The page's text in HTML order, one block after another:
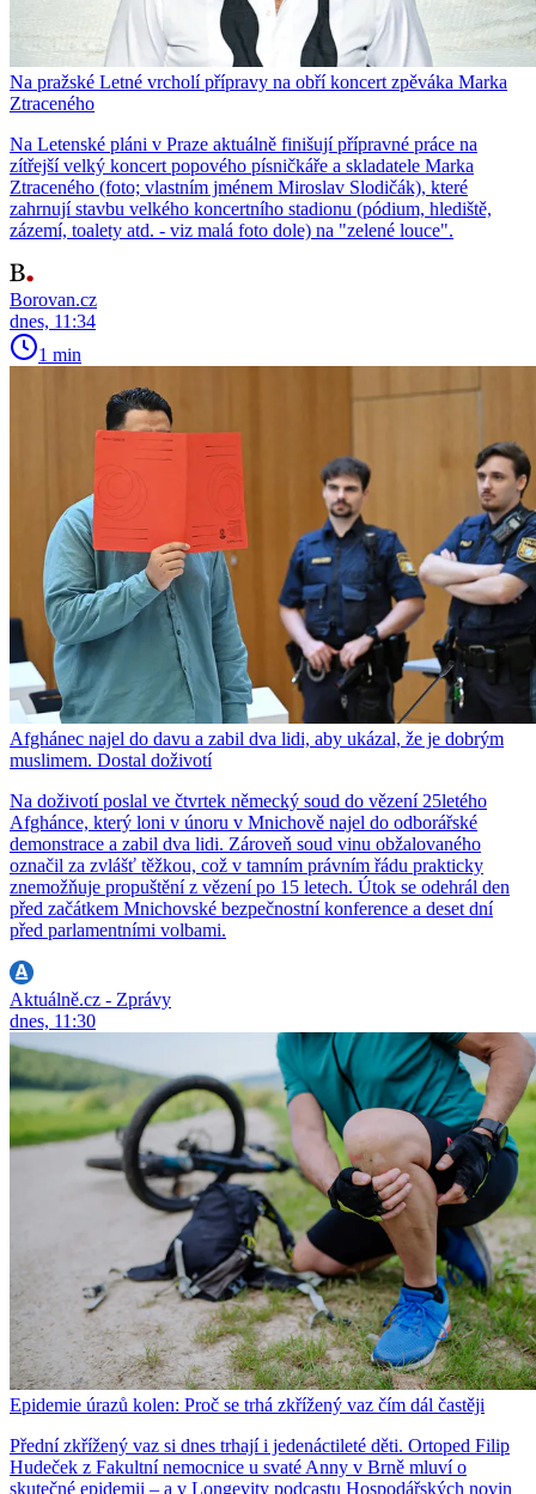
Na pražské Letné vrcholí přípravy na obří koncert zpěváka Marka
Ztraceného
Na Letenské pláni v Praze aktuálně finišují přípravné práce na
zítřejší velký koncert popového písničkáře a skladatele Marka
Ztraceného (foto; vlastním jménem Miroslav Slodičák), které
zahrnují stavbu velkého koncertního stadionu (pódium, hlediště,
zázemí, toalety atd. - viz malá foto dole) na "zelené louce".
Borovan.cz
dnes, 11:34
1 min
Afghánec najel do davu a zabil dva lidi, aby ukázal, že je dobrým
muslimem. Dostal doživotí
Na doživotí poslal ve čtvrtek německý soud do vězení 25letého
Afghánce, který loni v únoru v Mnichově najel do odborářské
demonstrace a zabil dva lidi. Zároveň soud vinu obžalovaného
označil za zvlášť těžkou, což v tamním právním řádu prakticky
znemožňuje propuštění z vězení po 15 letech. Útok se odehrál den
před začátkem Mnichovské bezpečnostní konference a deset dní
před parlamentními volbami.
Aktuálně.cz - Zprávy
dnes, 11:30
Epidemie úrazů kolen: Proč se trhá zkřížený vaz čím dál častěji
Přední zkřížený vaz si dnes trhají i jedenáctileté děti. Ortoped Filip
Hudeček z Fakultní nemocnice u svaté Anny v Brně mluví o
skutečné epidemii – a v Longevity podcastu Hospodářských novin